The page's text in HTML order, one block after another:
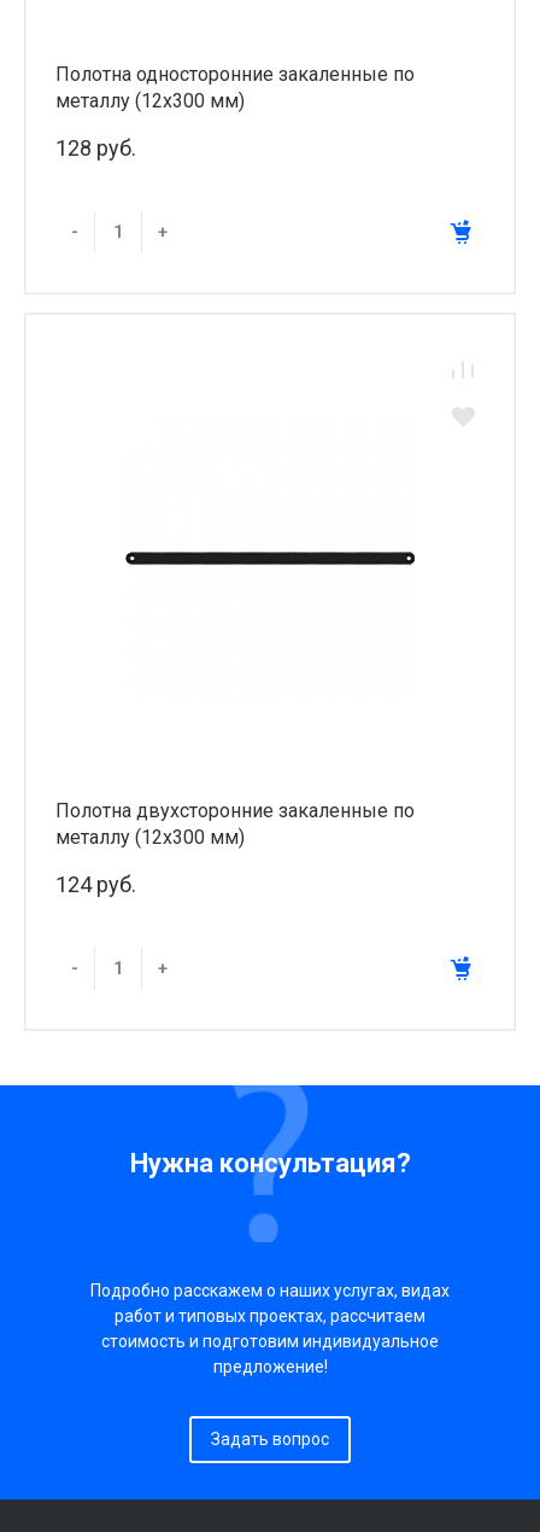
Полотна односторонние закаленные по
металлу (12х300 мм)
128 руб.
- +
Полотна двухсторонние закаленные по
металлу (12х300 мм)
124 руб.
- +
Нужна консультация?
Подробно расскажем о наших услугах, видах
работ и типовых проектах, рассчитаем
стоимость и подготовим индивидуальное
предложение!
Задать вопрос